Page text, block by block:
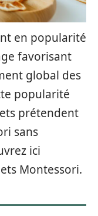
en popularité
favorisant
global des
popularité
prétendent
sans
ici
Montessori.